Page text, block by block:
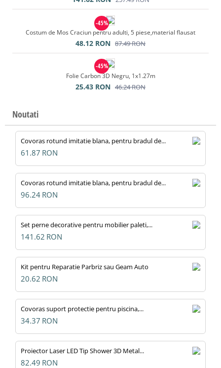
-45%
Costum de Mos Craciun pentru adulti, 5 piese,material flausat
48.12 RON 87.49RON
-45%
Folie Carbon 3D Negru, 1x1.27m
25.43 RON 46.24RON
Noutati
Covoras rotund imitatie blana, pentru bradul de...
61.87 RON
Covoras rotund imitatie blana, pentru bradul de...
96.24 RON
Set perne decorative pentru mobilier paleti,...
141.62 RON
Kit pentru Reparatie Parbriz sau Geam Auto
20.62 RON
Covoras suport protectie pentru piscina,...
34.37 RON
Proiector Laser LED Tip Shower 3D Metal...
82.49 RON